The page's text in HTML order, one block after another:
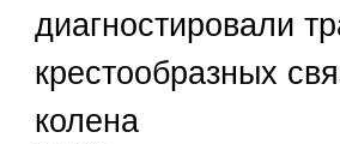
диагностировали
крестообразных
колена